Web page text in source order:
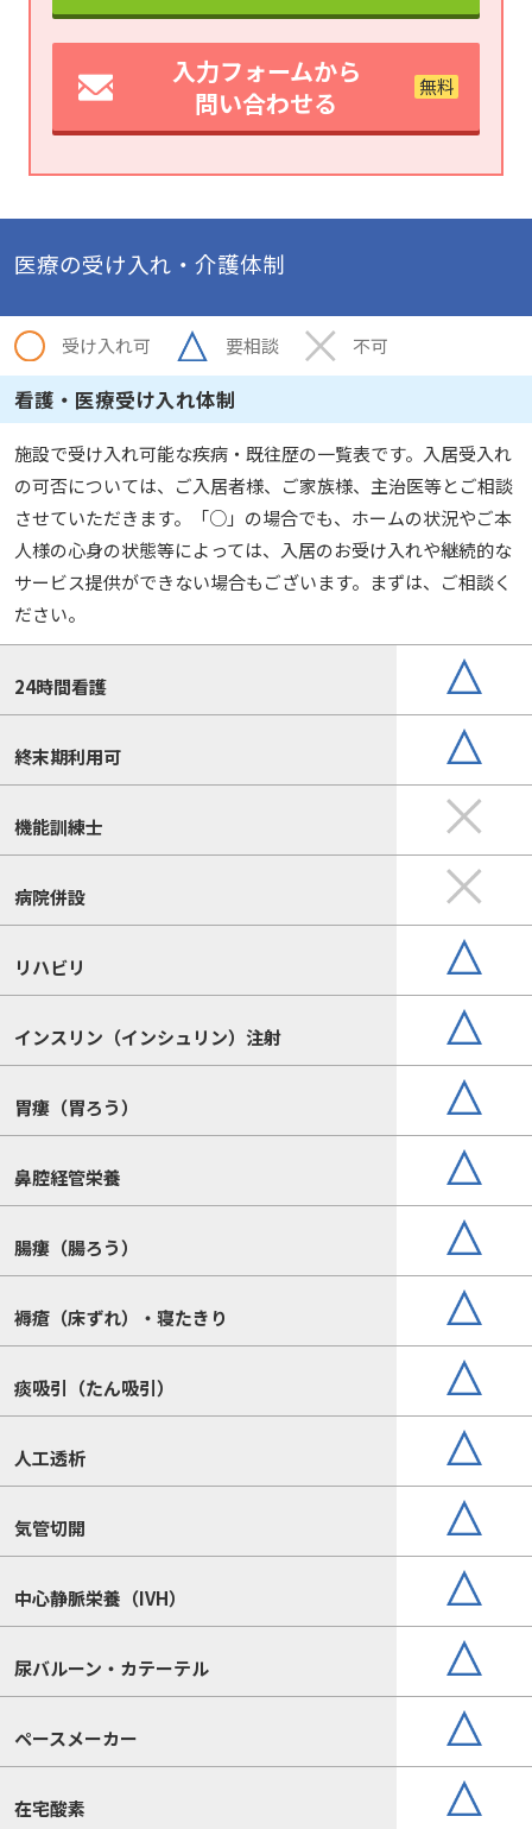
入力フォームから
問い合わせる
医療の受け入れ・介護体制
受け入れ可 要相談 不可
看護・医療受け入れ体制
施設で受け入れ可能な疾病・既往歴の一覧表です。入居受入れ
の可否については、ご入居者様、ご家族様、主治医等とご相談
させていただきます。「○」の場合でも、ホームの状況やご本
人様の心身の状態等によっては、入居のお受け入れや継続的な
サービス提供ができない場合もございます。まずは、ご相談く
ださい。
24時間看護
終末期利用可
機能訓練士
病院併設
リハビリ
インスリン（インシュリン）注射
胃瘻（胃ろう）
鼻腔経管栄養
腸瘻（腸ろう）
褥瘡（床ずれ）・寝たきり
痰吸引（たん吸引）
人工透析
気管切開
中心静脈栄養（IVH）
尿バルーン・カテーテル
ペースメーカー
在宅酸素